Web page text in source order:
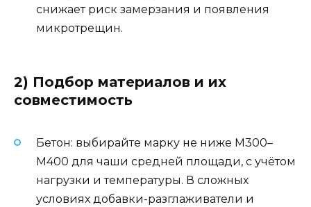
снижает риск замерзания и появления
микротрещин.
2) Подбор материалов и их
совместимость
Бетон: выбирайте марку не ниже М300–
М400 для чаши средней площади, с учётом
нагрузки и температуры. В сложных
условиях добавки-разглаживатели и